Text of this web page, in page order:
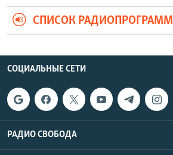
СПИСОК РАДИОПРОГРАММ
СОЦИАЛЬНЫЕ СЕТИ
РАДИО СВОБОДА